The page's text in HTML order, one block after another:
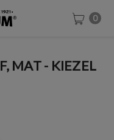
0
MAT - KIEZEL